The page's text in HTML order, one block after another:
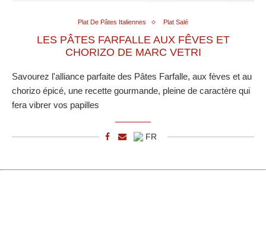
Plat De Pâtes Italiennes Plat Salé
LES PÂTES FARFALLE AUX FÊVES ET
CHORIZO DE MARC VETRI
Savourez l'alliance parfaite des Pâtes Farfalle, aux fèves et au
chorizo épicé, une recette gourmande, pleine de caractère qui
fera vibrer vos papilles
FR